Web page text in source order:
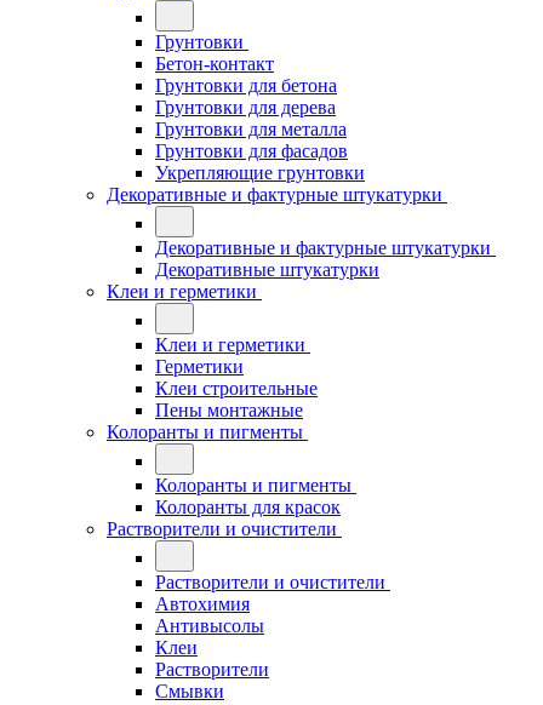
Грунтовки
Бетон-контакт
Грунтовки для бетона
Грунтовки для дерева
Грунтовки для металла
Грунтовки для фасадов
Укрепляющие грунтовки
Декоративные и фактурные штукатурки
Декоративные и фактурные штукатурки
Декоративные штукатурки
Клеи и герметики
Клеи и герметики
Герметики
Клеи строительные
Пены монтажные
Колоранты и пигменты
Колоранты и пигменты
Колоранты для красок
Растворители и очистители
Растворители и очистители
Автохимия
Антивысолы
Клеи
Растворители
Смывки